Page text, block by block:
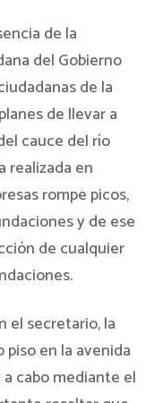
de la
del Gobierno
de la
de llevar a
cauce del río
realizada en
rompe picos,
y de ese
de cualquier
el secretario, la
en la avenida
cabo mediante el